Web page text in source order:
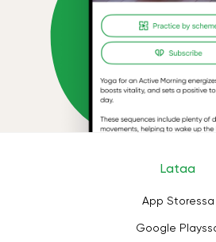
Lataa
App Storessa
Google